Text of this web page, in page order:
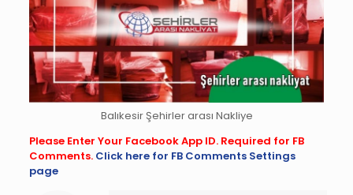
Balıkesir Şehirler arası Nakliye
Please Enter Your Facebook App ID. Required for FB
Comments. Click here for FB Comments Settings
page